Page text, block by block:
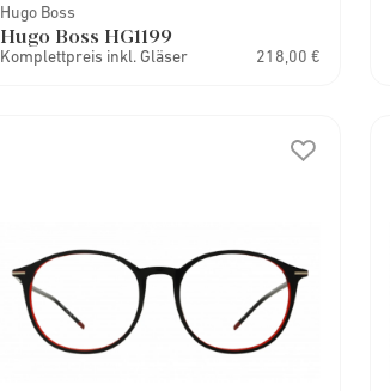
Hugo Boss
Hugo Boss HG1199
Komplettpreis inkl. Gläser 218,00 €